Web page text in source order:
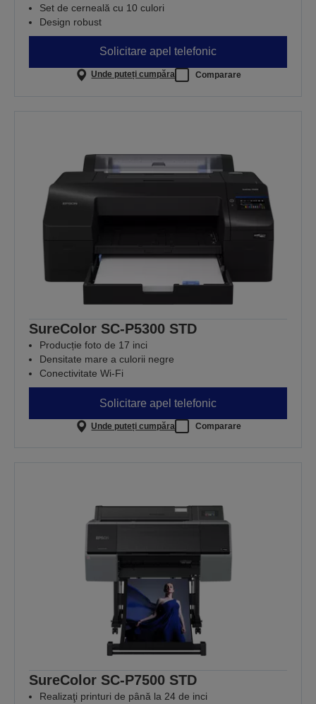
Set de cerneală cu 10 culori
Design robust
Solicitare apel telefonic
Unde puteți cumpăra Comparare
SureColor SC-P5300 STD
Producție foto de 17 inci
Densitate mare a culorii negre
Conectivitate Wi-Fi
Solicitare apel telefonic
Unde puteți cumpăra Comparare
SureColor SC-P7500 STD
Realizaţi printuri de până la 24 de inci